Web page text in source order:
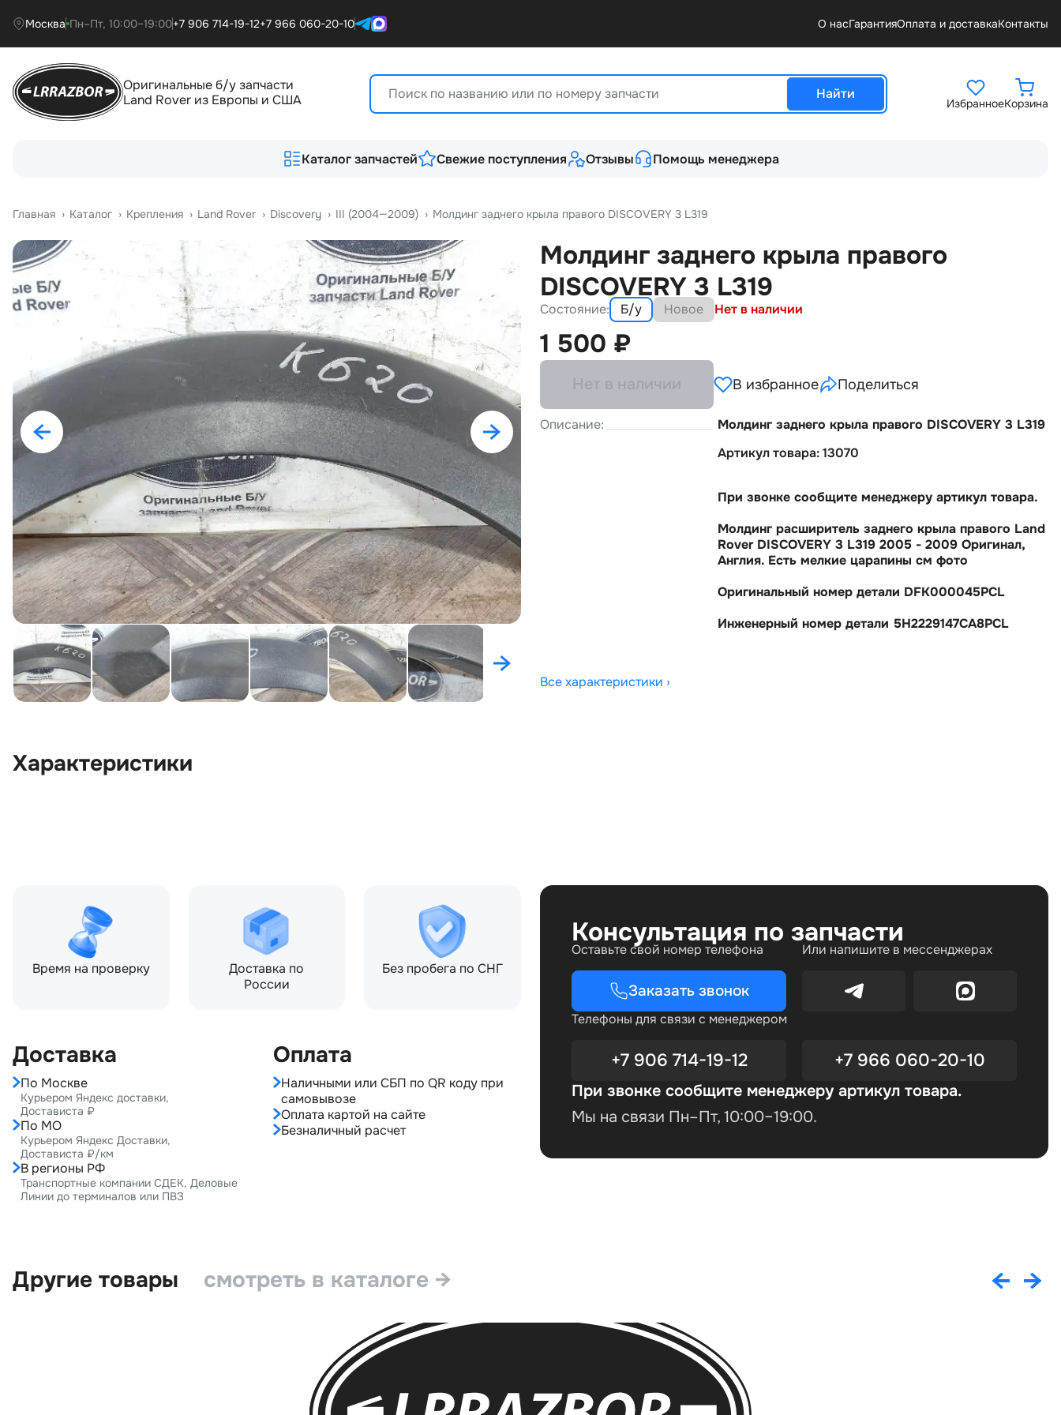
Москва Пн–Пт, 10:00–19:00+7 906 714-19-12+7 966 060-20-10 О насГарантияОплата и доставкаКонтакты
Оригинальные б/у запчасти
Land Rover из Европы и США
Найти
ИзбранноеКорзина
Каталог запчастей Свежие поступления Отзывы Помощь менеджера
Главная › Катало › Крепления › Land Rover › Discovery › III (2004—2009) › Молдинг заднего крыла правого DISCOVERY 3 L319
Молдинг заднего крыла правого
DISCOVERY 3 L319
Состояние: Б/у Новое Нет в наличии
1 500 ₽
Нет в наличии В избранное Поделиться
Описание:
Молдинг заднего крыла правого DISCOVERY 3 L319
Артикул товара: 13070
При звонке сообщите менеджеру артикул товара.
Молдинг расширитель заднего крыла правого Land
Rover DISCOVERY 3 L319 2005 - 2009 Оригинал,
Англия. Есть мелкие царапины см фото
Оригинальный номер детали DFK000045PCL
Инженерный номер детали 5H2229147CA8PCL
Все характеристики ›
Характеристики
Время на проверку
Доставка по
России
Без пробега по СНГ
Доставка
По Москве
Курьером Яндекс доставки,
Достависта ₽
По МО
Курьером Яндекс Доставки,
Достависта ₽/км
В регионы РФ
Транспортные компании СДЕК, Деловые
Линии до терминалов или ПВЗ
Оплата
Наличными или СБП по QR коду при
самовывозе
Оплата картой на сайте
Безналичный расчет
Консультация по запчасти
Оставьте свой номер телефона
Заказать звонок
Или напишите в мессенджерах
Телефоны для связи с менеджером
+7 906 714-19-12 +7 966 060-20-10
При звонке сообщите менеджеру артикул товара.
Мы на связи Пн–Пт, 10:00–19:00.
Другие товары смотреть в каталоге →